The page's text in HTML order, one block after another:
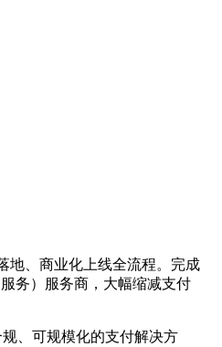
地、商业化上线全流程。完成
务）服务商，大幅缩减支付
、可规模化的支付解决方